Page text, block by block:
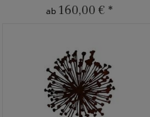
ab 160,00 € *